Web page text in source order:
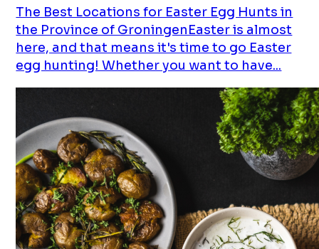
The Best Locations for Easter Egg Hunts in
the Province of GroningenEaster is almost
here, and that means it's time to go Easter
egg hunting! Whether you want to have...